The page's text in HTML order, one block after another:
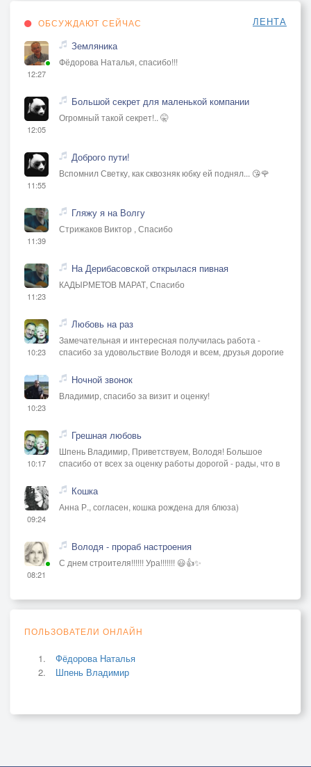
ОБСУЖДАЮТ СЕЙЧАС ЛЕНТА
12:27
Земляника
Фёдорова Наталья, спасибо!!!
12:05
Большой секрет для маленькой компании
Огромный такой секрет!.. 🤫
11:55
Доброго пути!
Вспомнил Светку, как сквозняк юбку ей поднял... 😘🌹
11:39
Гляжу я на Волгу
Стрижаков Виктор , Спасибо
11:23
На Дерибасовской открылася пивная
КАДЫРМЕТОВ МАРАТ, Спасибо
10:23
Любовь на раз
Замечательная и интересная получилась работа -
спасибо за удовольствие Володя и всем, друзья дорогие
10:23
Ночной звонок
Владимир, спасибо за визит и оценку!
10:17
Грешная любовь
Шпень Владимир, Приветствуем, Володя! Большое
спасибо от всех за оценку работы дорогой - рады, что в
09:24
Кошка
Анна Р., согласен, кошка рождена для блюза)
08:21
Володя - прораб настроения
С днем строителя!!!!!! Ура!!!!!!! 😃👍✨
ПОЛЬЗОВАТЕЛИ ОНЛАЙН
Фёдорова Наталья
Шпень Владимир